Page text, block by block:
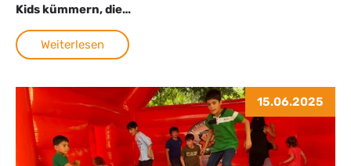
Kids kümmern, die…
Weiterlesen
15.06.2025